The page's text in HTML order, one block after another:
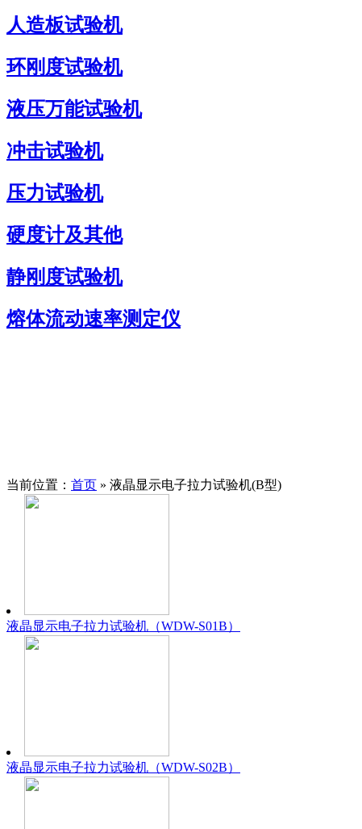
人造板试验机
环刚度试验机
液压万能试验机
冲击试验机
压力试验机
硬度计及其他
静刚度试验机
熔体流动速率测定仪
当前位置： 首页 » 液晶显示电子拉力试验机(B型)
液晶显示电子拉力试验机（WDW-S01B）
液晶显示电子拉力试验机（WDW-S02B）